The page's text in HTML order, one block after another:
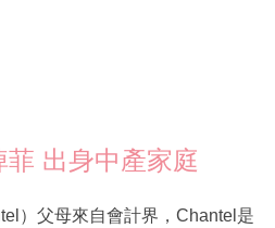
菲 出身中產家庭
）父母來自會計界，Chantel是